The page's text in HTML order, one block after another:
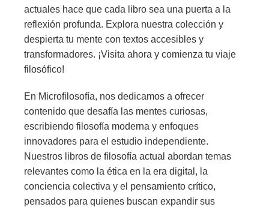
actuales hace que cada libro sea una puerta a la
reflexión profunda. Explora nuestra colección y
despierta tu mente con textos accesibles y
transformadores. ¡Visita ahora y comienza tu viaje
filosófico!
En Microfilosofía, nos dedicamos a ofrecer
contenido que desafía las mentes curiosas,
escribiendo filosofía moderna y enfoques
innovadores para el estudio independiente.
Nuestros libros de filosofía actual abordan temas
relevantes como la ética en la era digital, la
conciencia colectiva y el pensamiento crítico,
pensados para quienes buscan expandir sus